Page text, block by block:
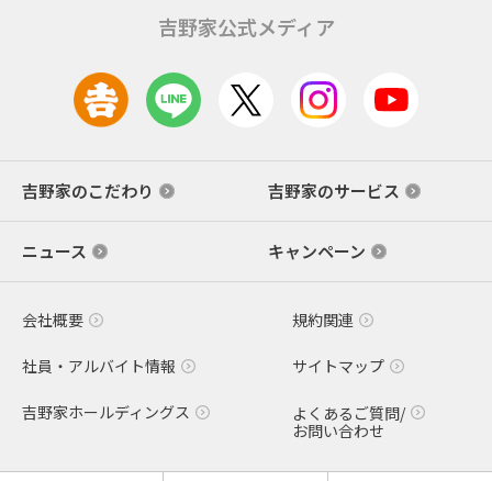
吉野家公式メディア
吉野家のこだわり 吉野家のサービス
ニュース キャンペーン
会社概要 規約関連
社員・アルバイト情報 サイトマップ
吉野家ホールディングス
よくあるご質問/
お問い合わせ